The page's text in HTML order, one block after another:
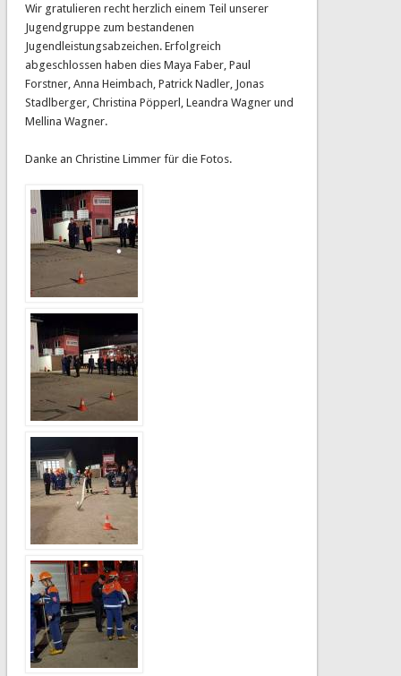
Wir gratulieren recht herzlich einem Teil unserer
Jugendgruppe zum bestandenen
Jugendleistungsabzeichen. Erfolgreich
abgeschlossen haben dies Maya Faber, Paul
Forstner, Anna Heimbach, Patrick Nadler, Jonas
Stadlberger, Christina Pöpperl, Leandra Wagner und
Mellina Wagner.
Danke an Christine Limmer für die Fotos.